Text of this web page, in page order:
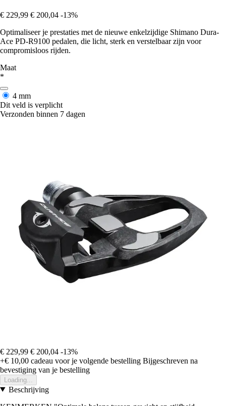
€ 229,99 € 200,04 -13%
Optimaliseer je prestaties met de nieuwe enkelzijdige Shimano Dura-
Ace PD-R9100 pedalen, die licht, sterk en verstelbaar zijn voor
compromisloos rijden.
Maat
*
4 mm
Dit veld is verplicht
Verzonden binnen 7 dagen
€ 229,99 € 200,04 -13%
+€ 10,00 cadeau voor je volgende bestelling Bijgeschreven na
bevestiging van je bestelling
Loading...
Beschrijving